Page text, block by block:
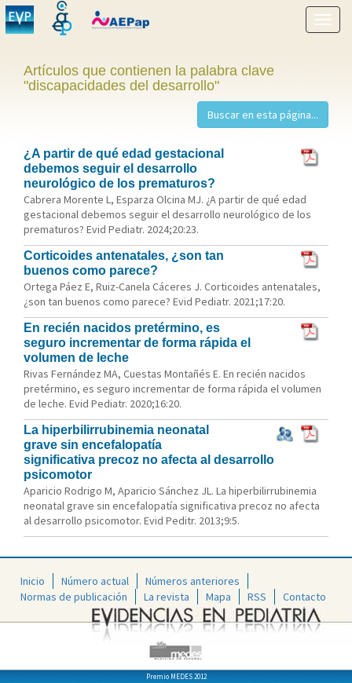
menú
Artículos que contienen la palabra clave
"discapacidades del desarrollo"
¿A partir de qué edad gestacional
debemos seguir el desarrollo
neurológico de los prematuros?
Cabrera Morente L, Esparza Olcina MJ. ¿A partir de qué edad
gestacional debemos seguir el desarrollo neurológico de los
prematuros? Evid Pediatr. 2024;20:23.
Corticoides antenatales, ¿son tan
buenos como parece?
Ortega Páez E, Ruiz-Canela Cáceres J. Corticoides antenatales,
¿son tan buenos como parece? Evid Pediatr. 2021;17:20.
En recién nacidos pretérmino, es
seguro incrementar de forma rápida el
volumen de leche
Rivas Fernández MA, Cuestas Montañés E. En recién nacidos
pretérmino, es seguro incrementar de forma rápida el volumen
de leche. Evid Pediatr. 2020;16:20.
La hiperbilirrubinemia neonatal
grave sin encefalopatía
significativa precoz no afecta al desarrollo
psicomotor
Aparicio Rodrigo M, Aparicio Sánchez JL. La hiperbilirrubinemia
neonatal grave sin encefalopatía significativa precoz no afecta
al desarrollo psicomotor. Evid Peditr. 2013;9:5.
Inicio Número actual
Números anteriores
Normas de publicación
La revista Mapa RSS Contacto
Premio MEDES 2012